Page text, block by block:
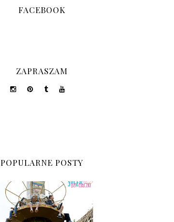
FACEBOOK
ZAPRASZAM
POPULARNE POSTY